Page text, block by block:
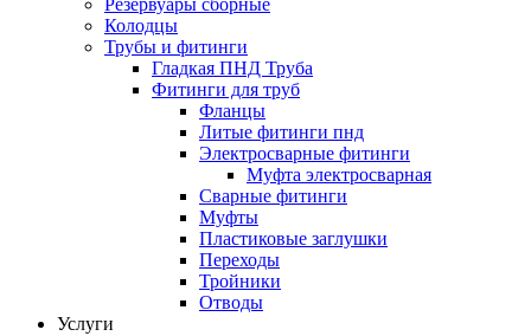
Резервуары сборные
Колодцы
Трубы и фитинги
Гладкая ПНД Труба
Фитинги для труб
Фланцы
Литые фитинги пнд
Электросварные фитинги
Муфта электросварная
Сварные фитинги
Муфты
Пластиковые заглушки
Переходы
Тройники
Отводы
Услуги